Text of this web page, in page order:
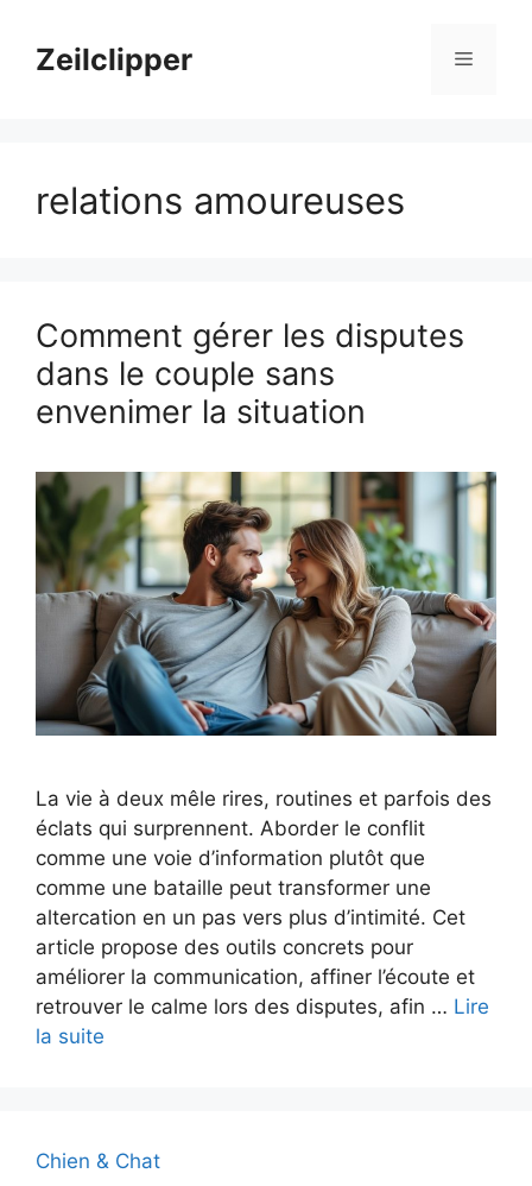
contenuZeilclipper Menu
relations amoureuses
Comment gérer les disputes
dans le couple sans
envenimer la situation
La vie à deux mêle rires, routines et parfois des
éclats qui surprennent. Aborder le conflit
comme une voie d’information plutôt que
comme une bataille peut transformer une
altercation en un pas vers plus d’intimité. Cet
article propose des outils concrets pour
améliorer la communication, affiner l’écoute et
retrouver le calme lors des disputes, afin … Lire
la suite
Chien & Chat